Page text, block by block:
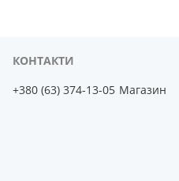
+380 (63) 374-13-05 Магазин